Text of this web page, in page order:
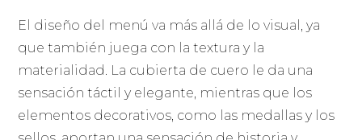
El diseño del menú va más allá de lo visual, ya
que también juega con la textura y la
materialidad. La cubierta de cuero le da una
sensación táctil y elegante, mientras que los
elementos decorativos, como las medallas y los